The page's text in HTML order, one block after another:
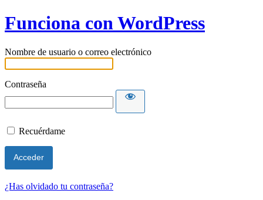
Funciona con WordPress
Nombre de usuario o correo electrónico
Contraseña
Recuérdame
¿Has olvidado tu contraseña?